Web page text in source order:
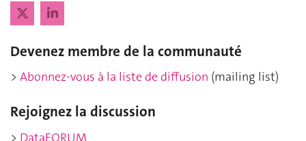
Devenez membre de la communauté
> Abonnez-vous à la liste de diffusion (mailing list)
Rejoignez la discussion
> DataFORUM